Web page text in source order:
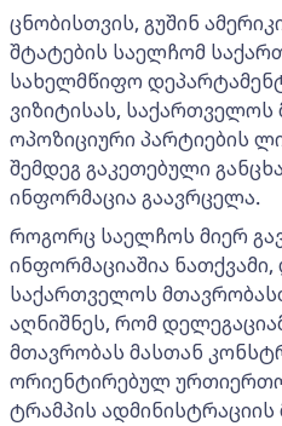
ცნობისთვის, გუშინ
შტატების საელჩომ
სახელმწიფო
ვიზიტისას, საქართველოს
ოპოზიციური პარტიების
შემდეგ გაკეთებული
ინფორმაცია გაავრცელა.
როგორც საელჩოს მიერ
ინფორმაციაშია
საქართველოს
აღნიშნეს, რომ
მთავრობას მასთან
ორიენტირებულ
ტრამპის